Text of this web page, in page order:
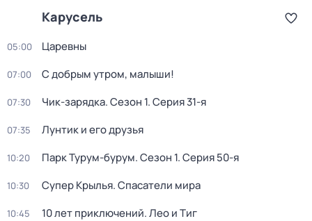
Карусель
05:00 Царевны
07:00 С добрым утром, малыши!
07:30 Чик-зарядка. Сезон 1. Серия 31-я
07:35 Лунтик и его друзья
10:20 Парк Турум-бурум. Сезон 1. Серия 50-я
10:30 Супер Крылья. Спасатели мира
10:45 10 лет приключений. Лео и Тиг